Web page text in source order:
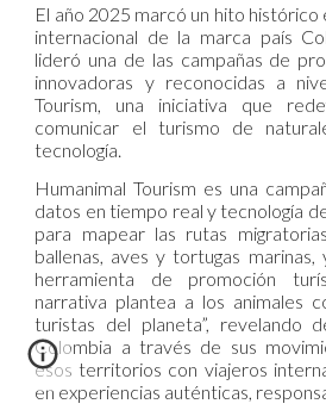
El año 2025 marcó un hito
internacional de la marca país
lideró una de las campañas de
innovadoras y reconocidas a
Tourism, una iniciativa que
comunicar el turismo de
tecnología.
Humanimal Tourism es una
datos en tiempo real y tecnología
para mapear las rutas
ballenas, aves y tortugas
herramienta de promoción
narrativa plantea a los animales
turistas del planeta”, revelando
Colombia a través de sus
esos territorios con viajeros
en experiencias auténticas,